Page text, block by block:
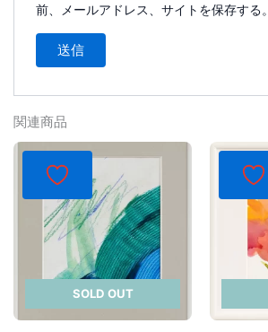
前、メールアドレス、サイトを保存する。
関連商品
SOLD OUT